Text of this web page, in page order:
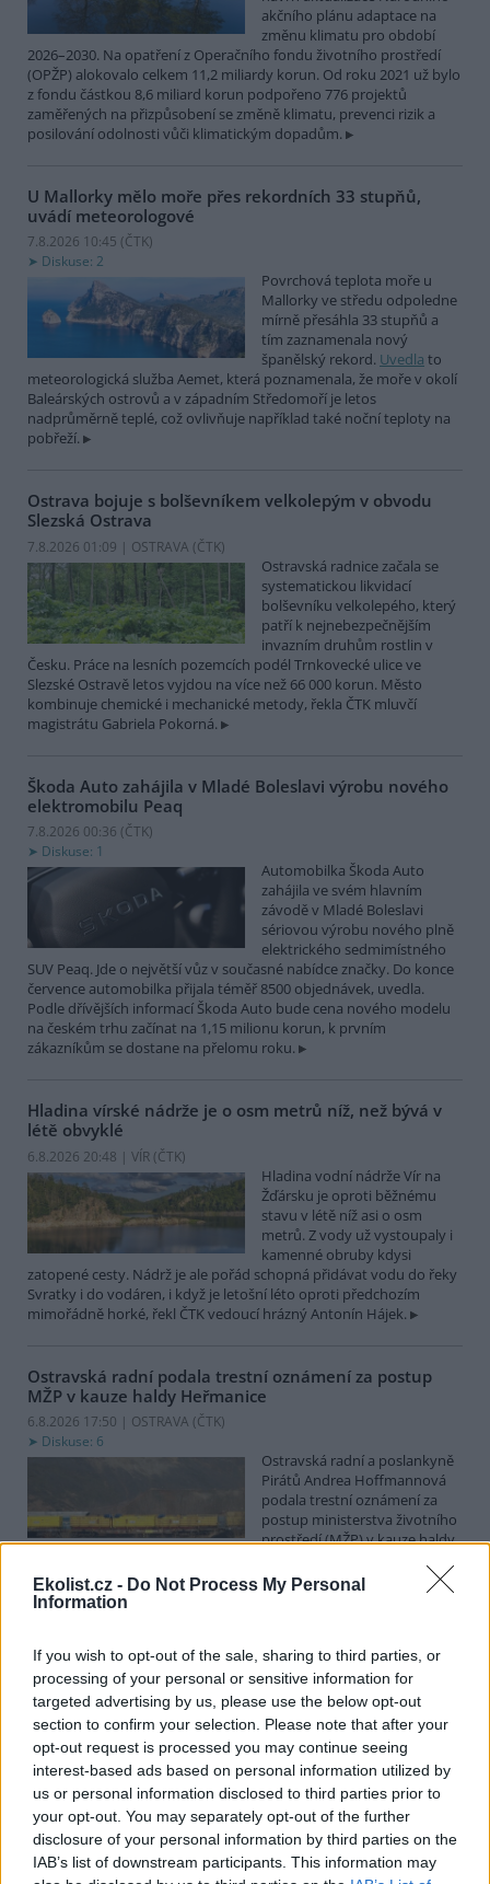
Ekolist.cz - Do Not Process My Personal
Information
If you wish to opt-out of the sale, sharing to third parties, or
processing of your personal or sensitive information for
targeted advertising by us, please use the below opt-out
section to confirm your selection. Please note that after your
opt-out request is processed you may continue seeing
interest-based ads based on personal information utilized by
us or personal information disclosed to third parties prior to
your opt-out. You may separately opt-out of the further
disclosure of your personal information by third parties on the
IAB’s list of downstream participants. This information may
akčního plánu adaptace na
změnu klimatu pro období
2026–2030. Na opatření z Operačního fondu životního prostředí
(OPŽP) alokovalo celkem 11,2 miliardy korun. Od roku 2021 už bylo
z fondu částkou 8,6 miliard korun podpořeno 776 projektů
zaměřených na přizpůsobení se změně klimatu, prevenci rizik a
posilování odolnosti vůči klimatickým dopadům.
U Mallorky mělo moře přes rekordních 33 stupňů,
uvádí meteorologové
7.8.2026 10:45 (ČTK)
Diskuse: 2
Povrchová teplota moře u
Mallorky ve středu odpoledne
mírně přesáhla 33 stupňů a
tím zaznamenala nový
španělský rekord. Uvedla to
meteorologická služba Aemet, která poznamenala, že moře v okolí
Baleárských ostrovů a v západním Středomoří je letos
nadprůměrně teplé, což ovlivňuje například také noční teploty na
pobřeží.
Ostrava bojuje s bolševníkem velkolepým v obvodu
Slezská Ostrava
7.8.2026 01:09 | OSTRAVA (ČTK)
Ostravská radnice začala se
systematickou likvidací
bolševníku velkolepého, který
patří k nejnebezpečnějším
invazním druhům rostlin v
Česku. Práce na lesních pozemcích podél Trnkovecké ulice ve
Slezské Ostravě letos vyjdou na více než 66 000 korun. Město
kombinuje chemické i mechanické metody, řekla ČTK mluvčí
magistrátu Gabriela Pokorná.
Škoda Auto zahájila v Mladé Boleslavi výrobu nového
elektromobilu Peaq
7.8.2026 00:36 (ČTK)
Diskuse: 1
Automobilka Škoda Auto
zahájila ve svém hlavním
závodě v Mladé Boleslavi
sériovou výrobu nového plně
elektrického sedmimístného
SUV Peaq. Jde o největší vůz v současné nabídce značky. Do konce
července automobilka přijala téměř 8500 objednávek, uvedla.
Podle dřívějších informací Škoda Auto bude cena nového modelu
na českém trhu začínat na 1,15 milionu korun, k prvním
zákazníkům se dostane na přelomu roku.
Hladina vírské nádrže je o osm metrů níž, než bývá v
létě obvyklé
6.8.2026 20:48 | VÍR (ČTK)
Hladina vodní nádrže Vír na
Žďársku je oproti běžnému
stavu v létě níž asi o osm
metrů. Z vody už vystoupaly i
kamenné obruby kdysi
zatopené cesty. Nádrž je ale pořád schopná přidávat vodu do řeky
Svratky i do vodáren, i když je letošní léto oproti předchozím
mimořádně horké, řekl ČTK vedoucí hrázný Antonín Hájek.
Ostravská radní podala trestní oznámení za postup
MŽP v kauze haldy Heřmanice
6.8.2026 17:50 | OSTRAVA (ČTK)
Diskuse: 6
Ostravská radní a poslankyně
Pirátů Andrea Hoffmannová
podala trestní oznámení za
postup ministerstva životního
prostředí (MŽP) v kauze haldy
pirátská strana. Požaduje, aby policie prověřila okolnosti odebrání
případu České inspekci životního prostředí (ČIŽP) a zastavení řízení.
dalším osobám, jejichž účast na popsaném postupu může být
zjištěna prověřováním. Stanovisko MŽP a ČIŽP ČTK shání.
Ředitelé odborů i mluvčí se z ČIŽP rozhodli odejít z
vlastní vůle, řekl Straka
ČTK )
Diskuse: 1
Ředitel odboru vnitřních
služeb Matěj Mrlina, vedoucí
služebního úřadu Oldřich